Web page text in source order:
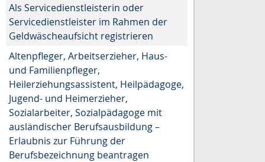
Als Servicedienstleisterin oder
Servicedienstleister im Rahmen der
Geldwäscheaufsicht registrieren
Altenpfleger, Arbeitserzieher, Haus-
und Familienpfleger,
Heilerziehungsassistent, Heilpädagoge,
Jugend- und Heimerzieher,
Sozialarbeiter, Sozialpädagoge mit
ausländischer Berufsausbildung –
Erlaubnis zur Führung der
Berufsbezeichnung beantragen